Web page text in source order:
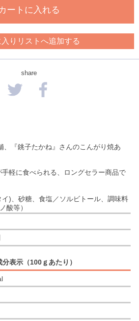
ートに入れる
りリストへ追加する
share
、『銚子たかね』さんのこんがり焼あ
軽に食べられる、ロングセラー商品で
イ)、砂糖、食塩／ソルビトール、調味料
酸等）
分表示（100ｇあたり）